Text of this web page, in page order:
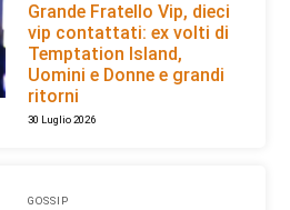
Grande Fratello Vip, dieci
vip contattati: ex volti di
Temptation Island,
Uomini e Donne e grandi
ritorni
30 Luglio 2026
GOSSIP